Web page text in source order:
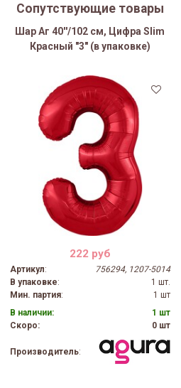
Сопутствующие товары
Шар Аг 40''/102 см, Цифра Slim
Красный "3" (в упаковке)
222 руб
Артикул:
756294, 1207-5014
В упаковке:
1 шт.
Мин. партия:
1 шт
В наличии:
1 шт
Скоро:
0 шт
Производитель: